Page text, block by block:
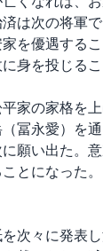
は次の将軍
を優遇する
身を投じるこ
家の家格を
冨永愛）を
願い出た。意
とになった
次々に発表し